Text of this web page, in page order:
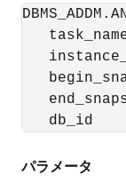
db_id
パラメータ